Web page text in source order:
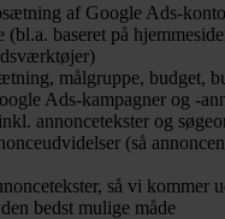
af Google Ads-konto
(bl.a. baseret på
målgruppe, budget,
Ads-kampagner og -
annoncetekster og
(så
så vi kommer
bedst mulige måde